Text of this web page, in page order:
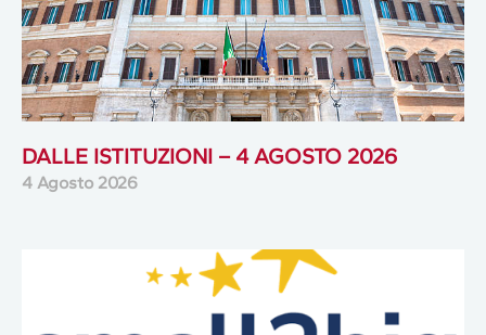
DALLE ISTITUZIONI – 4 AGOSTO 2026
4 Agosto 2026